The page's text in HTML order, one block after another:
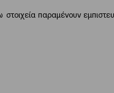
παραμένουν